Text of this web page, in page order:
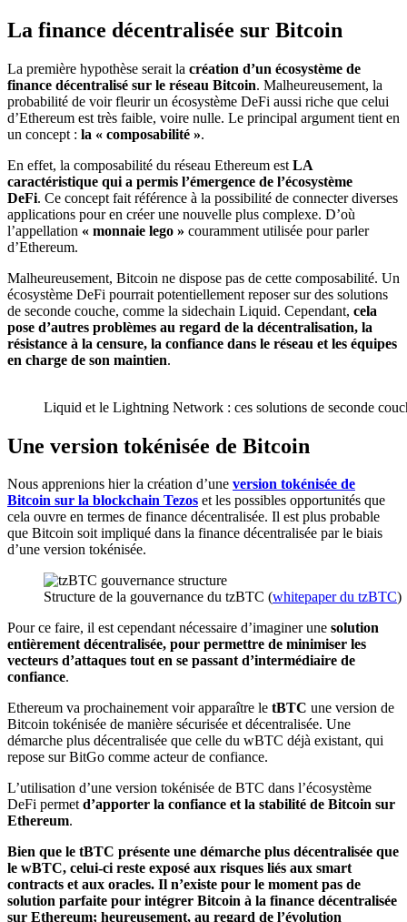
La finance décentralisée sur Bitcoin
La première hypothèse serait la création d’un écosystème de
finance décentralisé sur le réseau Bitcoin. Malheureusement, la
probabilité de voir fleurir un écosystème DeFi aussi riche que celui
d’Ethereum est très faible, voire nulle. Le principal argument tient en
un concept : la « composabilité ».
En effet, la composabilité du réseau Ethereum est LA
caractéristique qui a permis l’émergence de l’écosystème
DeFi. Ce concept fait référence à la possibilité de connecter diverses
applications pour en créer une nouvelle plus complexe. D’où
l’appellation « monnaie lego » couramment utilisée pour parler
d’Ethereum.
Malheureusement, Bitcoin ne dispose pas de cette composabilité. Un
écosystème DeFi pourrait potentiellement reposer sur des solutions
de seconde couche, comme la sidechain Liquid. Cependant, cela
pose d’autres problèmes au regard de la décentralisation, la
résistance à la censure, la confiance dans le réseau et les équipes
en charge de son maintien.
Liquid et le Lightning Network : ces solutions de seconde
Une version tokénisée de Bitcoin
Nous apprenions hier la création d’une version tokénisée de
Bitcoin sur la blockchain Tezos et les possibles opportunités que
cela ouvre en termes de finance décentralisée. Il est plus probable
que Bitcoin soit impliqué dans la finance décentralisée par le biais
d’une version tokénisée.
Structure de la gouvernance du tzBTC (whitepaper du tzBTC)
Pour ce faire, il est cependant nécessaire d’imaginer une solution
entièrement décentralisée, pour permettre de minimiser les
vecteurs d’attaques tout en se passant d’intermédiaire de
confiance.
Ethereum va prochainement voir apparaître le tBTC une version de
Bitcoin tokénisée de manière sécurisée et décentralisée. Une
démarche plus décentralisée que celle du wBTC déjà existant, qui
repose sur BitGo comme acteur de confiance.
L’utilisation d’une version tokénisée de BTC dans l’écosystème
DeFi permetd’apporter la confiance et la stabilité de Bitcoin sur
Ethereum.
Bien que le tBTC présente une démarche plus décentralisée que
le wBTC, celui-ci reste exposé aux risques liés aux smart
contracts et aux oracles. Il n’existe pour le moment pas de
solution parfaite pour intégrer Bitcoin à la finance décentralisée
sur Ethereum; heureusement, au regard de l’évolution